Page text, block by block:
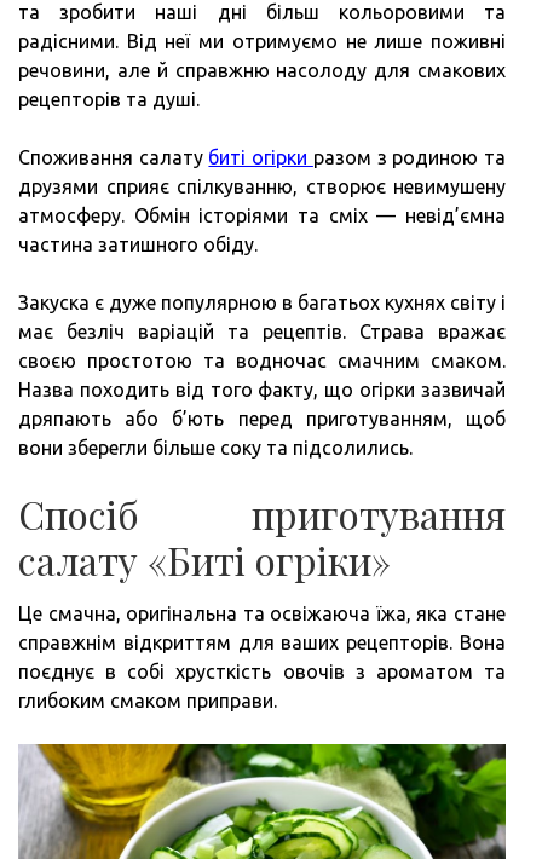
та зробити наші дні більш кольоровими та
радісними. Від неї ми отримуємо не лише поживні
речовини, але й справжню насолоду для смакових
рецепторів та душі.
Споживання салату биті огірки разом з родиною та
друзями сприяє спілкуванню, створює невимушену
атмосферу. Обмін історіями та сміх — невід’ємна
частина затишного обіду.
Закуска є дуже популярною в багатьох кухнях світу і
має безліч варіацій та рецептів. Страва вражає
своєю простотою та водночас смачним смаком.
Назва походить від того факту, що огірки зазвичай
дряпають або б’ють перед приготуванням, щоб
вони зберегли більше соку та підсолились.
Спосіб приготування
салату «Биті огріки»
Це смачна, оригінальна та освіжаюча їжа, яка стане
справжнім відкриттям для ваших рецепторів. Вона
поєднує в собі хрусткість овочів з ароматом та
глибоким смаком приправи.